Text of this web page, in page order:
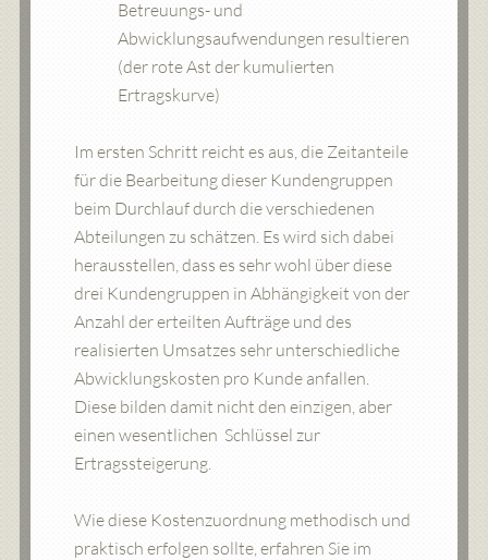
Betreuungs- und
Abwicklungsaufwendungen resultieren
(der rote Ast der kumulierten
Ertragskurve)
Im ersten Schritt reicht es aus, die Zeitanteile
für die Bearbeitung dieser Kundengruppen
beim Durchlauf durch die verschiedenen
Abteilungen zu schätzen. Es wird sich dabei
herausstellen, dass es sehr wohl über diese
drei Kundengruppen in Abhängigkeit von der
Anzahl der erteilten Aufträge und des
realisierten Umsatzes sehr unterschiedliche
Abwicklungskosten pro Kunde anfallen.
Diese bilden damit nicht den einzigen, aber
einen wesentlichen Schlüssel zur
Ertragssteigerung.
Wie diese Kostenzuordnung methodisch und
praktisch erfolgen sollte, erfahren Sie im